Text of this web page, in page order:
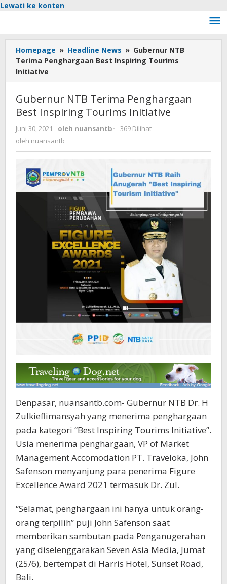
Lewati ke konten
Homepage » Headline News » Gubernur NTB
Terima Penghargaan Best Inspiring Tourims
Initiative
Gubernur NTB Terima Penghargaan
Best Inspiring Tourims Initiative
Juni 30, 2021 oleh nuansantb-
369 Dilihat
oleh nuansantb
Denpasar, nuansantb.com- Gubernur NTB Dr. H
Zulkieflimansyah yang menerima penghargaan
pada kategori “Best Inspiring Tourims Initiative”.
Usia menerima penghargaan, VP of Market
Management Accomodation PT. Traveloka, John
Safenson menyanjung para penerima Figure
Excellence Award 2021 termasuk Dr. Zul.
“Selamat, penghargaan ini hanya untuk orang-
orang terpilih” puji John Safenson saat
memberikan sambutan pada Penganugerahan
yang diselenggarakan Seven Asia Media, Jumat
(25/6), bertempat di Harris Hotel, Sunset Road,
Bali.